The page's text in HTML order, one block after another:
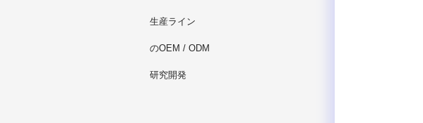
生産ライン
のOEM / ODM
研究開発